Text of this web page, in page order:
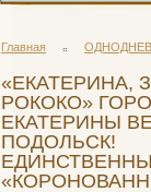
Дубровицы –
Главная
«ЕКАТЕРИНА,
РОКОКО»
ЕКАТЕРИНЫ
ПОДОЛЬСК!